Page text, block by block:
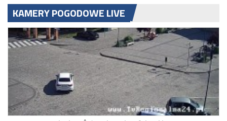
KAMERY POGODOWE LIVE